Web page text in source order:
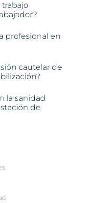
profesional en
cautelar de
la sanidad
de